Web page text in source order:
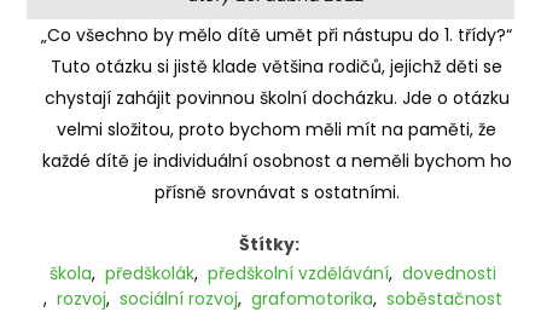
„Co všechno by mělo dítě umět při nástupu do 1. třídy?“
Tuto otázku si jistě klade většina rodičů, jejichž děti se
chystají zahájit povinnou školní docházku. Jde o otázku
velmi složitou, proto bychom měli mít na paměti, že
každé dítě je individuální osobnost a neměli bychom ho
přísně srovnávat s ostatními.
Štítky:
škola, předškolák, předškolní vzdělávání, dovednosti
, rozvoj, sociální rozvoj, grafomotorika, soběstačnost